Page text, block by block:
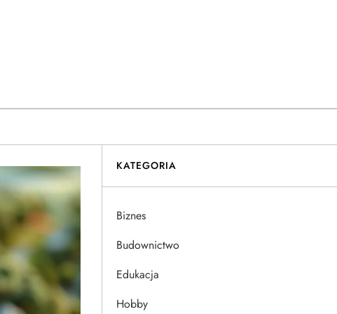
KATEGORIA
Biznes
Budownictwo
Edukacja
Hobby